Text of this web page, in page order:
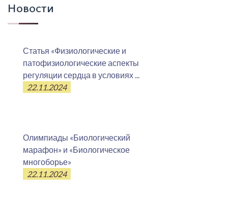
Новости
Статья «Физиологические и
патофизиологические аспекты
регуляции сердца в условиях ...
22.11.2024
Олимпиады «Биологический
марафон» и «Биологическое
многоборье»
22.11.2024